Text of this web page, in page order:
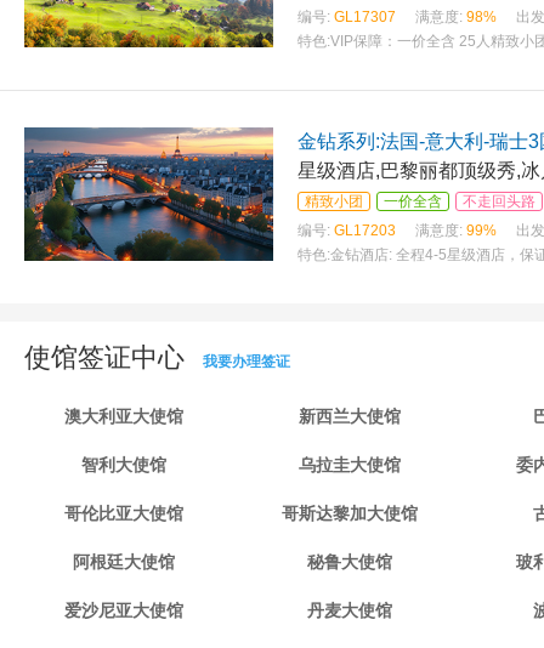
编号: GL17307 满意度: 98%
出
特色:VIP保障：一价全含 25人精致小
金钻系列:法国-意大利-瑞士
星级酒店,巴黎丽都顶级秀,
精致小团 一价全含
不走回头路
编号: GL17203 满意度: 99%
出
特色:金钻酒店: 全程4-5星级酒店，保
使馆签证中心 我要办理签证
澳大利亚大使馆 新西兰大使馆
智利大使馆 乌拉圭大使馆 委
哥伦比亚大使馆 哥斯达黎加大使馆
阿根廷大使馆 秘鲁大使馆 玻
爱沙尼亚大使馆 丹麦大使馆